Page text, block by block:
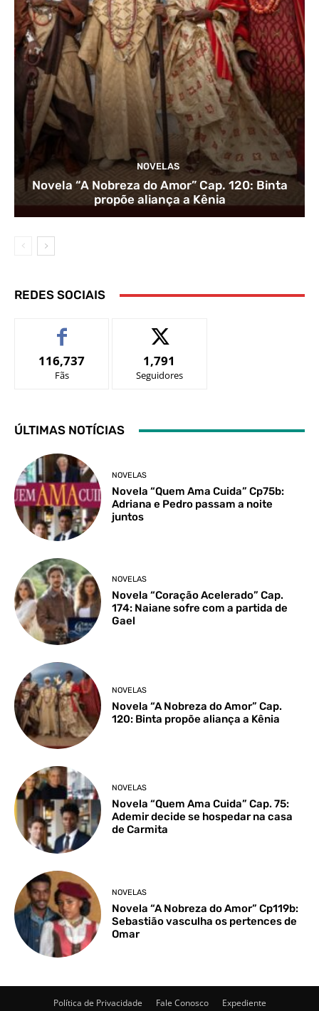
NOVELAS
Novela “A Nobreza do Amor” Cap. 120: Binta
propõe aliança a Kênia
REDES SOCIAIS
116,737
Fãs
1,791
Seguidores
ÚLTIMAS NOTÍCIAS
NOVELAS
Novela “Quem Ama Cuida” Cp75b:
Adriana e Pedro passam a noite
juntos
NOVELAS
Novela “Coração Acelerado” Cap.
174: Naiane sofre com a partida de
Gael
NOVELAS
Novela “A Nobreza do Amor” Cap.
120: Binta propõe aliança a Kênia
NOVELAS
Novela “Quem Ama Cuida” Cap. 75:
Ademir decide se hospedar na casa
de Carmita
NOVELAS
Novela “A Nobreza do Amor” Cp119b:
Sebastião vasculha os pertences de
Omar
Política de Privacidade Fale Conosco Expediente